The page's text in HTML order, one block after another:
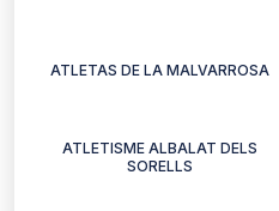
ATLETAS DE LA MALVARROSA
ATLETISME ALBALAT DELS
SORELLS